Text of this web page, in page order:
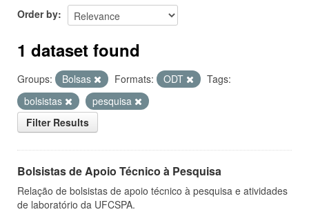
Order by
1 dataset found
Groups: Bolsas Formats: ODT
Tags:
bolsistas
pesquisa
Filter Results
Bolsistas de Apoio Técnico à Pesquisa
Relação de bolsistas de apoio técnico à pesquisa e atividades
de laboratório da UFCSPA.